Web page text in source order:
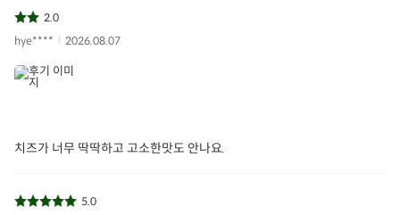
2.0
hye****
2026.08.07
치즈가 너무 딱딱하고 고소한맛도 안나요.
5.0